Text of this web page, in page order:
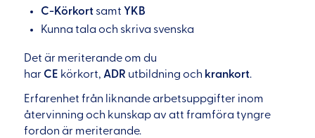
C-Körkort samt YKB
Kunna tala och skriva svenska
Det är meriterande om du
har CE körkort, ADR utbildning och krankort.
Erfarenhet från liknande arbetsuppgifter inom
återvinning och kunskap av att framföra tyngre
fordon är meriterande.